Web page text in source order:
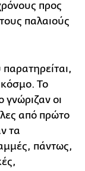
προς
παλαιούς
κόσμο. Το
οι
από πρώτο
τα
πάντως,